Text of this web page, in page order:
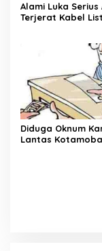
Alami Luka Serius
Terjerat Kabel
PLN Kotamobagu
Diduga Oknum
Lantas